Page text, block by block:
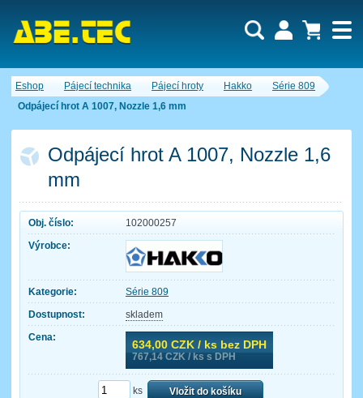
Eshop Pájecí technika Pájecí hroty Hakko
Série 809
Odpájecí hrot A 1007, Nozzle 1,6 mm
Odpájecí hrot A 1007, Nozzle 1,6
mm
Obj. číslo:
102000257
Výrobce:
Kategorie:
Série 809
Dostupnost:
skladem
Cena:
634,00 CZK / ks bez DPH
767,14 CZK / ks s DPH
ks Vložit do košíku
Nákupní košík je momentálně prázdný.
Počet produktů:0
Cena celkem:
Uživatel:
Heslo:
Zapomenuté heslo Nová registrace